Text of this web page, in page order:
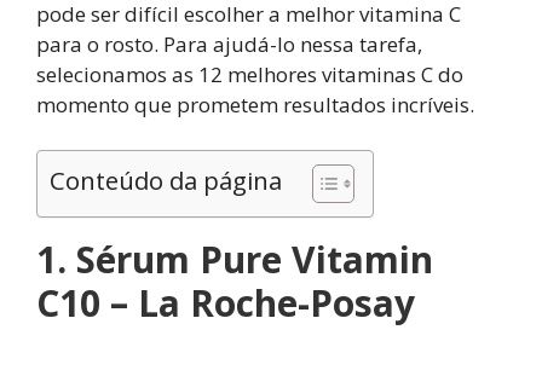
pode ser difícil escolher a melhor vitamina C
para o rosto. Para ajudá-lo nessa tarefa,
selecionamos as 12 melhores vitaminas C do
momento que prometem resultados incríveis.
Conteúdo da página
1. Sérum Pure Vitamin
C10 – La Roche-Posay